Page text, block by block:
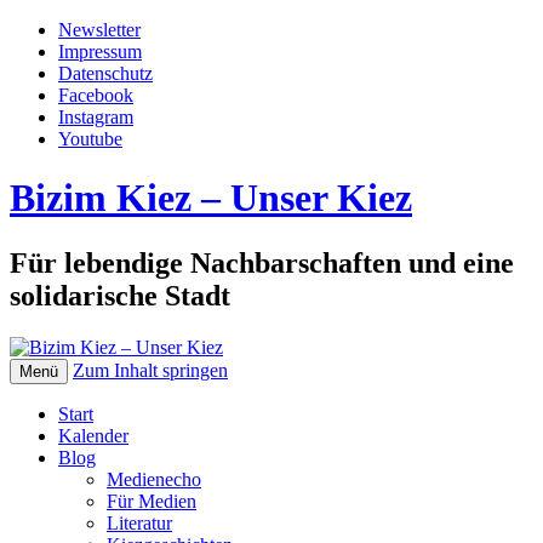
Newsletter
Impressum
Datenschutz
Facebook
Instagram
Youtube
Bizim Kiez – Unser Kiez
Für lebendige Nachbarschaften und eine
solidarische Stadt
Menü Zum Inhalt springen
Start
Kalender
Blog
Medienecho
Für Medien
Literatur